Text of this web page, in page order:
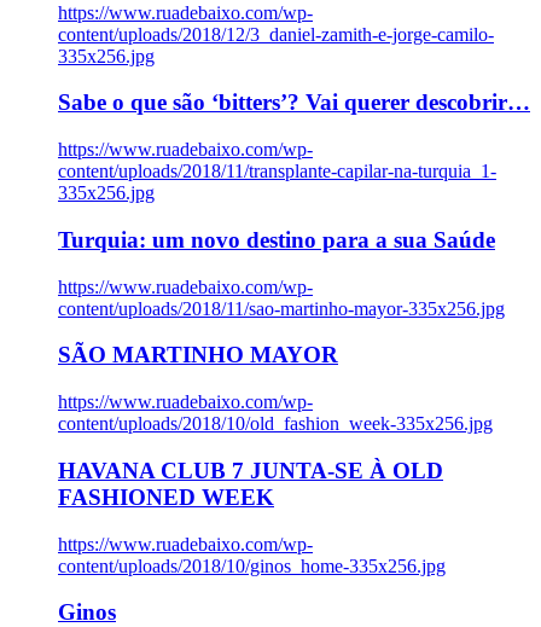
https://www.ruadebaixo.com/wp-
content/uploads/2018/12/3_daniel-zamith-e-jorge-camilo-
335x256.jpg
Sabe o que são ‘bitters’? Vai querer descobrir…
https://www.ruadebaixo.com/wp-
content/uploads/2018/11/transplante-capilar-na-turquia_1-
335x256.jpg
Turquia: um novo destino para a sua Saúde
https://www.ruadebaixo.com/wp-
content/uploads/2018/11/sao-martinho-mayor-335x256.jpg
SÃO MARTINHO MAYOR
https://www.ruadebaixo.com/wp-
content/uploads/2018/10/old_fashion_week-335x256.jpg
HAVANA CLUB 7 JUNTA-SE À OLD
FASHIONED WEEK
https://www.ruadebaixo.com/wp-
content/uploads/2018/10/ginos_home-335x256.jpg
Ginos